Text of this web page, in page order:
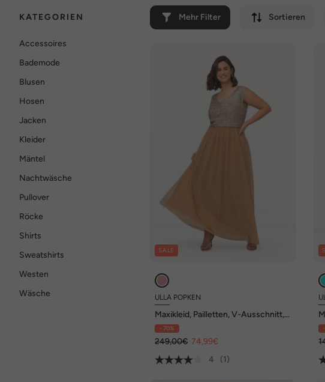
KATEGORIEN Mehr Filter Sortieren
Accessoires
Bademode
Blusen
Hosen
Jacken
Kleider
Mäntel
Nachtwäsche
Pullover
Röcke
Shirts
Sweatshirts
Westen
Wäsche
SALE
ULLA POPKEN
Maxikleid, Pailletten, V-Ausschnitt,
ärmellos
- 70%
249,00€ 74,99€
4
(1)